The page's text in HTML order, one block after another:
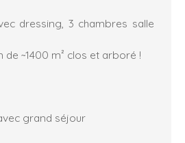
dressing, 3 chambres salle
de ~1400 m² clos et arboré !
grand séjour